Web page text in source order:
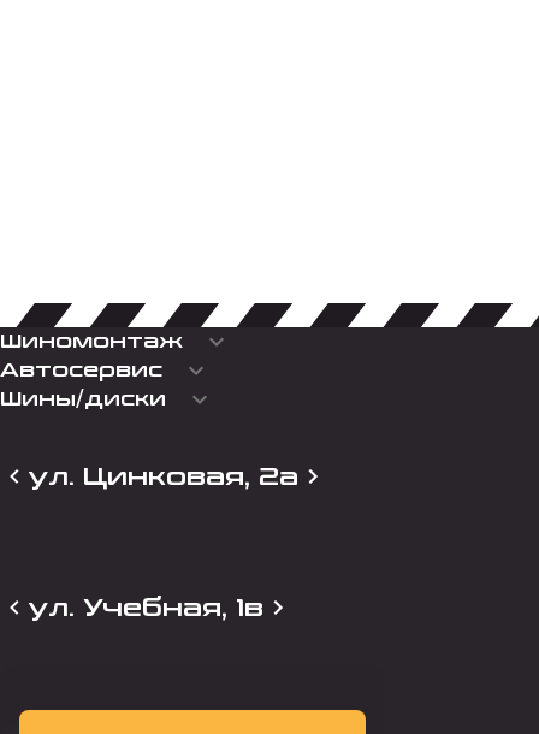
Шиномонтаж keyboard_arrow_down
Автосервис keyboard_arrow_down
Шины/диски keyboard_arrow_down
ул. Цинковая, 2а
ул. Учебная, 1в